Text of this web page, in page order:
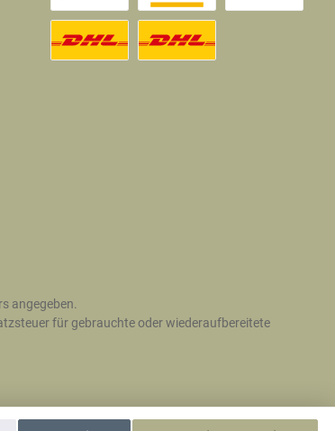
angegeben.
für gebrauchte oder wiederaufbereitete